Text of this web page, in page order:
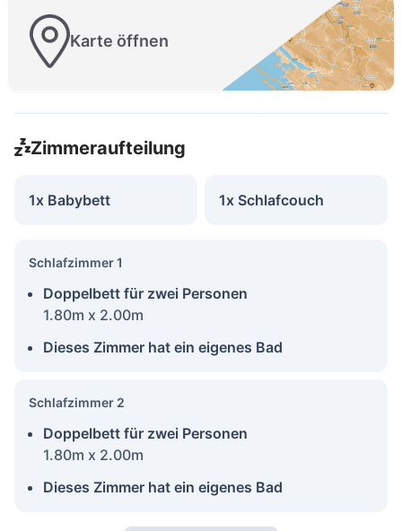
Karte öffnen
Zimmeraufteilung
1x Babybett 1x Schlafcouch
Schlafzimmer 1
Doppelbett für zwei Personen
1.80m x 2.00m
Dieses Zimmer hat ein eigenes Bad
Schlafzimmer 2
Doppelbett für zwei Personen
1.80m x 2.00m
Dieses Zimmer hat ein eigenes Bad